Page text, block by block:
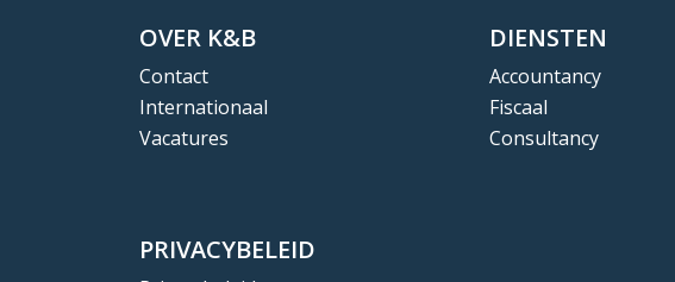
OVER K&B
Contact
Internationaal
Vacatures
PRIVACYBELEID
DIENSTEN
Accountancy
Fiscaal
Consultancy